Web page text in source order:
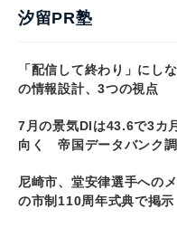
汐留PR塾
「配信して終わり」にし
の情報設計、3つの視点
7月の景気DIは43.6で3カ
向く 帝国データバンク
尼崎市、堂安律選手への
の市制110周年式典で掲示